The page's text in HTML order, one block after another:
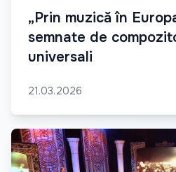
„Prin muzică în
semnate de
universali
21.03.2026